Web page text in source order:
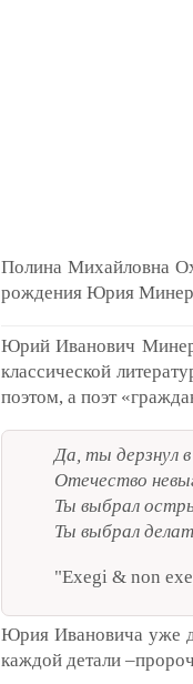
Полина Михайловна
рождения Юрия
Юрий Иванович
классической
поэтом, а поэт
Да, ты дерзнул
Отечество
Ты выбрал
Ты выбрал
"Exegi & non
Юрия Ивановича уже
каждой детали